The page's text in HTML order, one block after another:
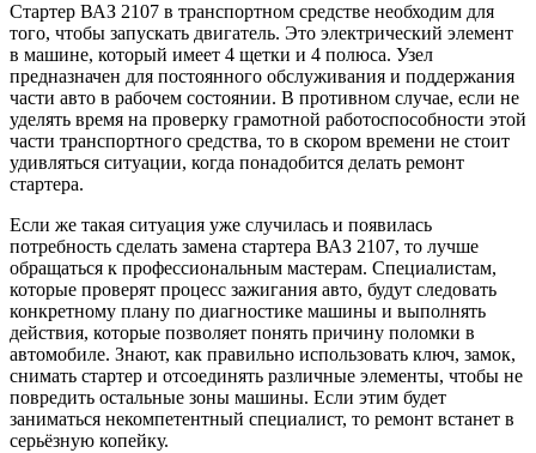
Стартер ВАЗ 2107 в транспортном средстве необходим для
того, чтобы запускать двигатель. Это электрический элемент
в машине, который имеет 4 щетки и 4 полюса. Узел
предназначен для постоянного обслуживания и поддержания
части авто в рабочем состоянии. В противном случае, если не
уделять время на проверку грамотной работоспособности этой
части транспортного средства, то в скором времени не стоит
удивляться ситуации, когда понадобится делать ремонт
стартера.
Если же такая ситуация уже случилась и появилась
потребность сделать замена стартера ВАЗ 2107, то лучше
обращаться к профессиональным мастерам. Специалистам,
которые проверят процесс зажигания авто, будут следовать
конкретному плану по диагностике машины и выполнять
действия, которые позволяет понять причину поломки в
автомобиле. Знают, как правильно использовать ключ, замок,
снимать стартер и отсоединять различные элементы, чтобы не
повредить остальные зоны машины. Если этим будет
заниматься некомпетентный специалист, то ремонт встанет в
серьёзную копейку.